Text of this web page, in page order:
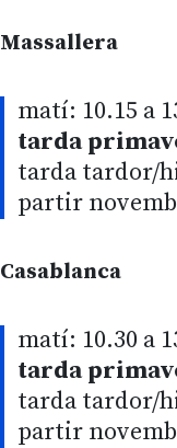
Massallera
matí: 10.15 a
tarda
tarda tardor/
partir
Casablanca
matí: 10.30 a
tarda
tarda tardor/
partir